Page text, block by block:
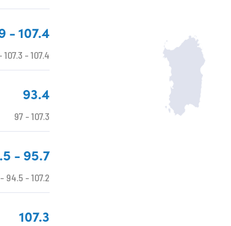
- 107.4
- 107.4
93.4
97 - 107.3
- 95.7
94.5 - 107.2
107.3